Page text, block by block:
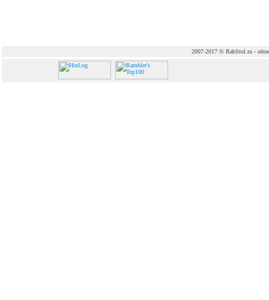
2007-2017 © RabStol.ru - обои